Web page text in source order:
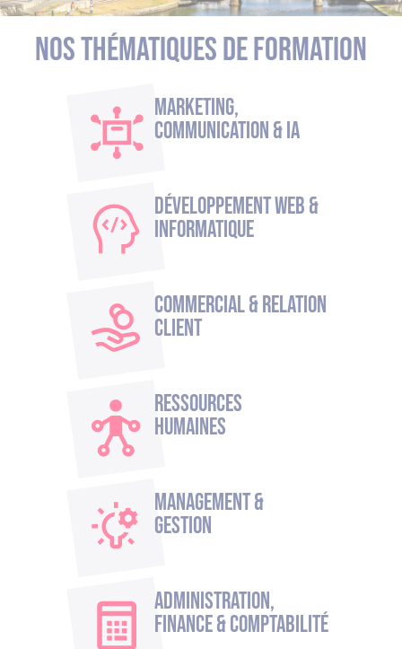
Nos thématiques de formation
Marketing,
Communication & IA
Développement Web &
Informatique
Commercial & Relation
Client
Ressources
humaines
Management &
Gestion
Administration,
Finance & Comptabilité